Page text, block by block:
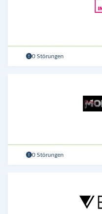
0 Störungen
0 Störungen